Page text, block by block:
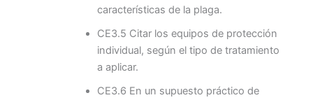
características de la plaga.
CE3.5 Citar los equipos de protección
individual, según el tipo de tratamiento
a aplicar.
CE3.6 En un supuesto práctico de